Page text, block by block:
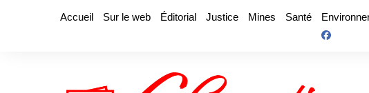
Accueil Sur le web Éditorial Justice Mines Santé